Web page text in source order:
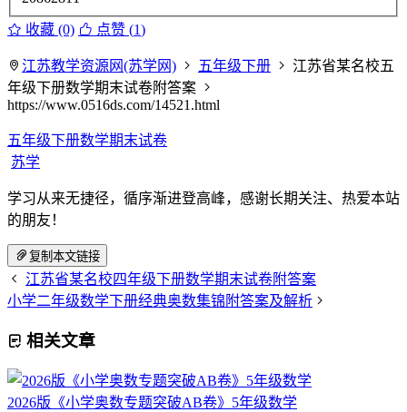
收藏 (0) 点赞 (1)
江苏教学资源网(苏学网) 五年级下册
江苏省某名校五
年级下册数学期末试卷附答案
https://www.0516ds.com/14521.html
五年级下册数学期末试卷
苏学
学习从来无捷径，循序渐进登高峰，感谢长期关注、热爱本站
的朋友！
复制本文链接
江苏省某名校四年级下册数学期末试卷附答案
小学二年级数学下册经典奥数集锦附答案及解析
相关文章
2026版《小学奥数专题突破AB卷》5年级数学